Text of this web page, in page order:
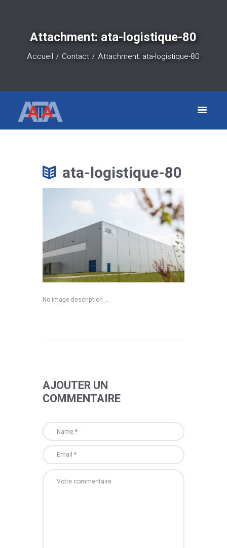
Attachment: ata-logistique-80
Accueil Contact Attachment: ata-logistique-80
ata-logistique-80
No image description ...
AJOUTER UN
COMMENTAIRE